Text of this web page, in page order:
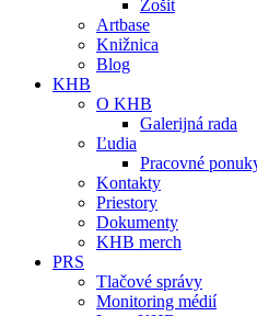
Zošit
Artbase
Knižnica
Blog
KHB
O KHB
Galerijná rada
Ľudia
Pracovné
Kontakty
Priestory
Dokumenty
KHB merch
PRS
Tlačové správy
Monitoring médií